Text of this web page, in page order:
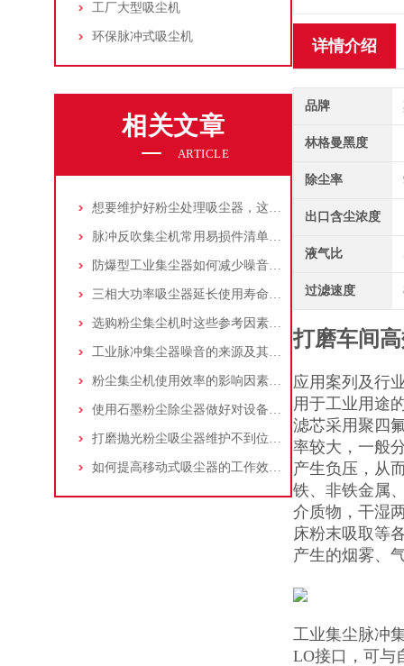
工厂大型吸尘机
环保脉冲式吸尘机
相关文章
ARTICLE
想要维护好粉尘处理吸尘器，这几个措施真的很重要！
脉冲反吹集尘机常用易损件清单与更换周期建议
防爆型工业集尘器如何减少噪音?三个方法轻松解决
三相大功率吸尘器延长使用寿命的建议
选购粉尘集尘机时这些参考因素很重要！
工业脉冲集尘器噪音的来源及其控制策略
粉尘集尘机使用效率的影响因素及改进措施
使用石墨粉尘除尘器做好对设备的维护十分重要
打磨抛光粉尘吸尘器维护不到位，那是你没有注意这些而已！
如何提高移动式吸尘器的工作效率？
详情介绍
品牌
林格曼黑度
除尘率
出口含尘浓度
液气比
过滤速度
打磨车间
应用案列及行
用于工业用途
滤芯采用聚四
率较大，一般
产生负压，从
铁、非铁金属
介质物，干湿
床粉末吸取等
产生的烟雾、
工业集尘脉冲
LO接口，可与